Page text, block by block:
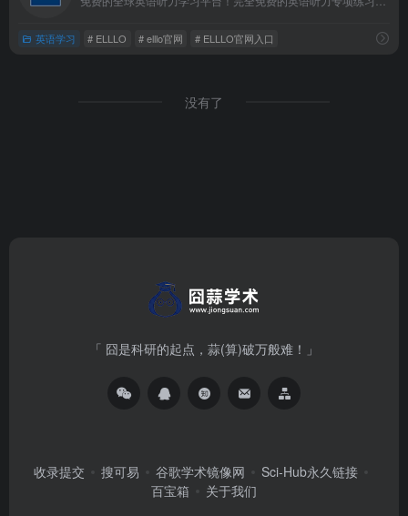
英语学习 # ELLLO # elllo官网 # ELLLO官网入口
没有了
「 囧是科研的起点，蒜(算)破万般难！」
收录提交 搜可易 谷歌学术镜像网
Sci-Hub永久链接
百宝箱
关于我们